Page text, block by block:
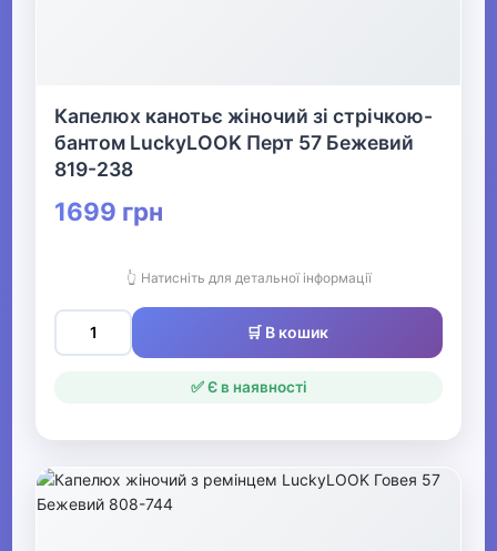
Капелюх канотьє жіночий зі стрічкою-
бантом LuckyLOOK Перт 57 Бежевий
819-238
1699 грн
👆 Натисніть для детальної інформації
🛒 В кошик
✅ Є в наявності